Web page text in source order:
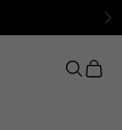
Suchen